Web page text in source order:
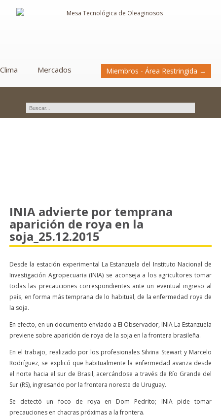
Clima Mercados Miembros - Área Restringida →
INIA advierte por temprana
aparición de roya en la
soja_25.12.2015
Desde la estación experimental La Estanzuela del Instituto Nacional de
Investigación Agropecuaria (INIA) se aconseja a los agricultores tomar
todas las precauciones correspondientes ante un eventual ingreso al
país, en forma más temprana de lo habitual, de la enfermedad roya de
la soja.
En efecto, en un documento enviado a El Observador, INIA La Estanzuela
previene sobre aparición de roya de la soja en la frontera brasileña.
En el trabajo, realizado por los profesionales Silvina Stewart y Marcelo
Rodríguez, se explicó que habitualmente la enfermedad avanza desde
el norte hacia el sur de Brasil, acercándose a través de Río Grande del
Sur (RS), ingresando por la frontera noreste de Uruguay.
Se detectó un foco de roya en Dom Pedrito; INIA pide tomar
precauciones en chacras próximas a la frontera.